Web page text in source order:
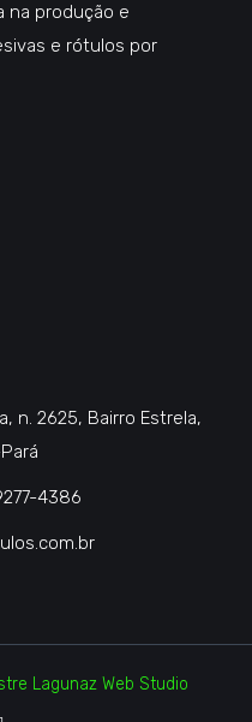
na produção e
e rótulos por
n. 2625, Bairro Estrela,
4386
Lagunaz Web Studio